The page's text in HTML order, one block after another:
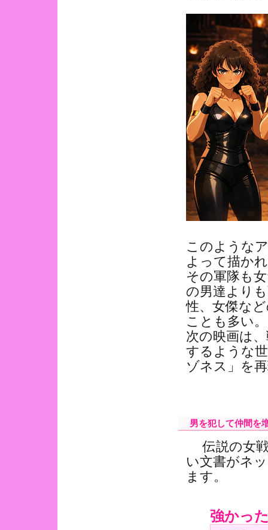
このような
よって描か
その軍隊も
の男達より
性、女傑な
ことも多い。
次の映画は
するような
ゾネス」を
男を犯して仲間を
伝説の女戦
い文書がネ
ます。
強かっ